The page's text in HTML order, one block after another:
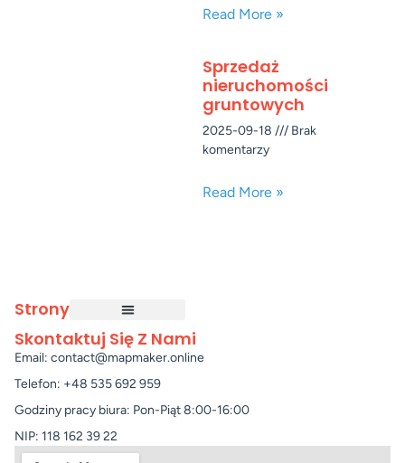
Read More »
Sprzedaż
nieruchomości
gruntowych
2025-09-18
Brak
komentarzy
Read More »
Strony
Skontaktuj Się Z Nami
Email: contact@mapmaker.online
Telefon: +48 535 692 959
Godziny pracy biura: Pon-Piąt 8:00-16:00
NIP: 118 162 39 22